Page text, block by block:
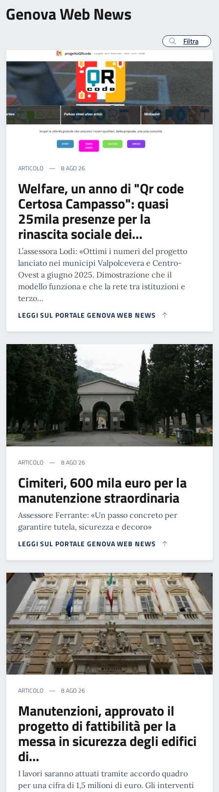
Genova Web News
Filtra
ARTICOLO 8 AGO 26
Welfare, un anno di "Qr code
Certosa Campasso": quasi
25mila presenze per la
rinascita sociale dei…
L’assessora Lodi: «Ottimi i numeri del progetto
lanciato nei municipi Valpolcevera e Centro-
Ovest a giugno 2025. Dimostrazione che il
modello funziona e che la rete tra istituzioni e
terzo…
LEGGI SUL PORTALE GENOVA WEB NEWS
ARTICOLO 8 AGO 26
Cimiteri, 600 mila euro per la
manutenzione straordinaria
Assessore Ferrante: «Un passo concreto per
garantire tutela, sicurezza e decoro»
LEGGI SUL PORTALE GENOVA WEB NEWS
ARTICOLO 8 AGO 26
Manutenzioni, approvato il
progetto di fattibilità per la
messa in sicurezza degli edifici
di…
I lavori saranno attuati tramite accordo quadro
per una cifra di 1,5 milioni di euro. Gli interventi